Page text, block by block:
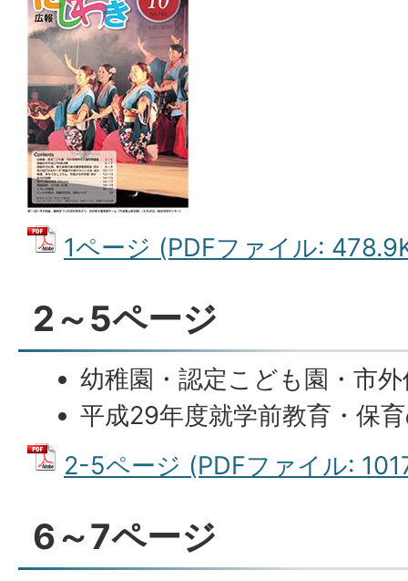
1ページ (PDFファイル:
2～5ページ
幼稚園・認定こども園・市
平成29年度就学前教育・保
2-5ページ (PDFファイル:
6～7ページ